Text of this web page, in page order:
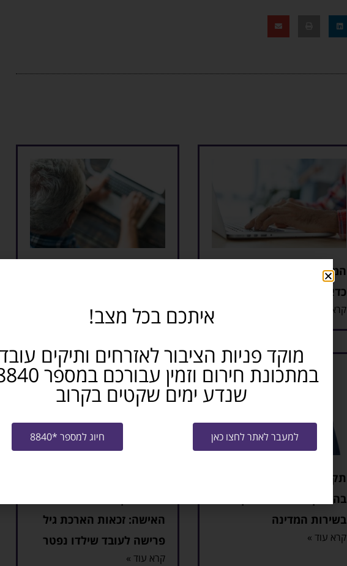
המוקד לאזרחים ותיקים:
כדאי להכיר
קרא עוד » קרא עוד »
תקן אזרח ותיק: חידושים
בהעסקת אזרחים ותיקים
בשירות המדינה
קרא עוד »
האישה: זכאות הארכת גיל
פרישה לעובד שילדו נפטר
קרא עוד »
איתכם בכל מצב!
מוקד פניות הציבור לאזרחים ותיקים
שנדע ימים שקטים בקרוב
למעבר לאתר לחצו כאן חיוג למספר *8840